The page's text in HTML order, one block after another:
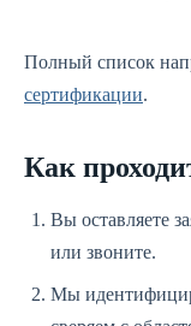
Полный список
сертификации.
Как
Вы оставляете
или звоните.
Мы